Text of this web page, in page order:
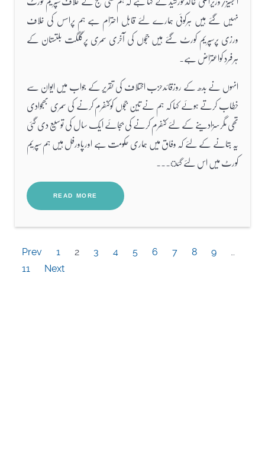
نہیں گئے ہیں ہرکوئی ہمارے لئے قابل احترام ہے ہم پراسس کی خلاف
ورزی پرسپریم کورٹ گئے ہیں ججوں کی آخری سمری پرگلگت بلتستان کے
ہرفرد کواعتراض ہے۔
انہوں نے بدھ کے روزقائدحزب اختلاف کی تقریر کے جواب میں ایوان سے
خطاب کرتے ہوئے کہا کہ ہم نے تین ججوں کوکنفرم کرنے کی سمری بھجوادی
تھی مگرسزادینے کے لئے کنفرم کرنے کی بجائے ایک سال کی توسیع دی گئی
یہ بتانے کے لئے کہ وفاق میں ہماری حکومت ہے اورپاورفل ہیں ہم سپریم
کورٹ میں اس لئے گئ...
READ MORE
Prev 1 2 3 4 5 6 7 8 9
11
Next